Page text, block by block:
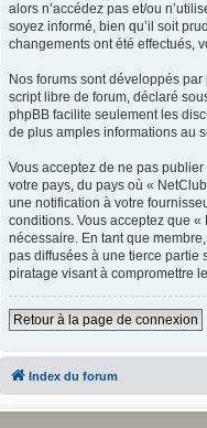
alors n’accédez pas et/ou
soyez informé, bien qu’il soit
changements ont été effectués,
Nos forums sont développés
script libre de forum, déclaré
phpBB facilite seulement les
de plus amples informations au
Vous acceptez de ne pas
votre pays, du pays où «
une notification à votre
conditions. Vous acceptez que
nécessaire. En tant que
pas diffusées à une tierce partie
piratage visant à compromettre
Retour à la page de connexion
Index du forum